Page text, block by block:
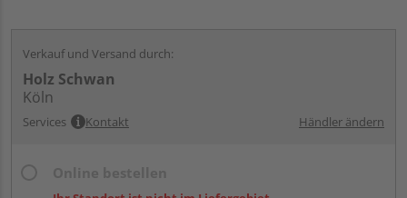
Verkauf und Versand durch:
Holz Schwan
Köln
Services Kontakt Händler ändern